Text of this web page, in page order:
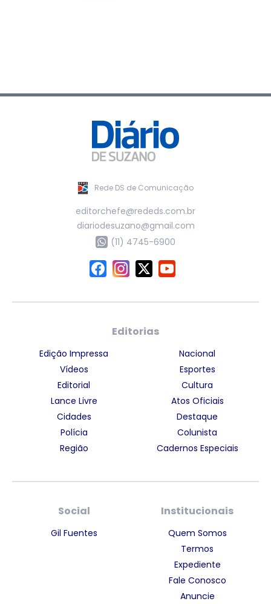
Rede DS de Comunicação
editorchefe@rededs.com.br
diariodesuzano@gmail.com
(11) 4745-6900
Editorias
Edição Impressa
Vídeos
Editorial
Lance Livre
Cidades
Polícia
Região
Nacional
Esportes
Cultura
Atos Oficiais
Destaque
Colunista
Cadernos Especiais
Social
Gil Fuentes
Institucionais
Quem Somos
Termos
Expediente
Fale Conosco
Anuncie